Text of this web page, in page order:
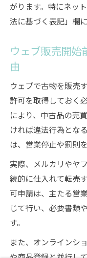
がります。特にネッ
法に基づく表記」欄
ウェブ販売開始
由
ウェブで古物を販売
許可を取得しておく
により、中古品の売
ければ違法行為とな
は、営業停止や罰則
実際、メルカリやヤ
続的に仕入れて転売
可申請は、主たる営
じて行い、必要書類
す。
また、オンラインシ